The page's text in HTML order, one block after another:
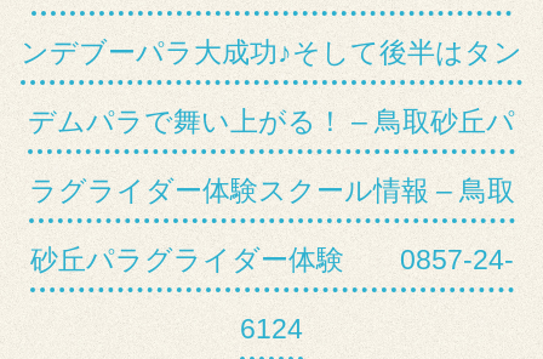
ンデブーパラ大成功♪そして後半はタン
デムパラで舞い上がる！ – 鳥取砂丘パ
ラグライダー体験スクール情報 – 鳥取
砂丘パラグライダー体験 0857-24-
6124